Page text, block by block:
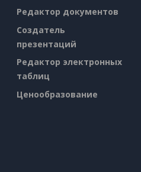
Редактор документов
Создатель
презентаций
Редактор электронных
таблиц
Ценообразование